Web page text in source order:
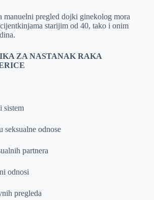
manuelni pregled dojki ginekolog mora
starijim od 40, tako i onim
ZA NASTANAK RAKA
sistem
seksualne odnose
partnera
odnosi
pregleda